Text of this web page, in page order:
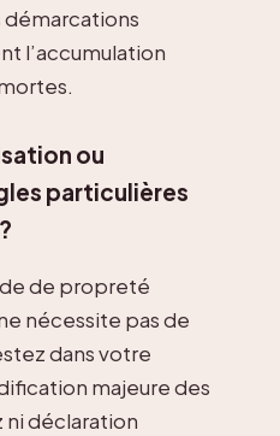
démarcations
l’accumulation
ou
particulières
de propreté
nécessite pas de
dans votre
majeure des
ni déclaration